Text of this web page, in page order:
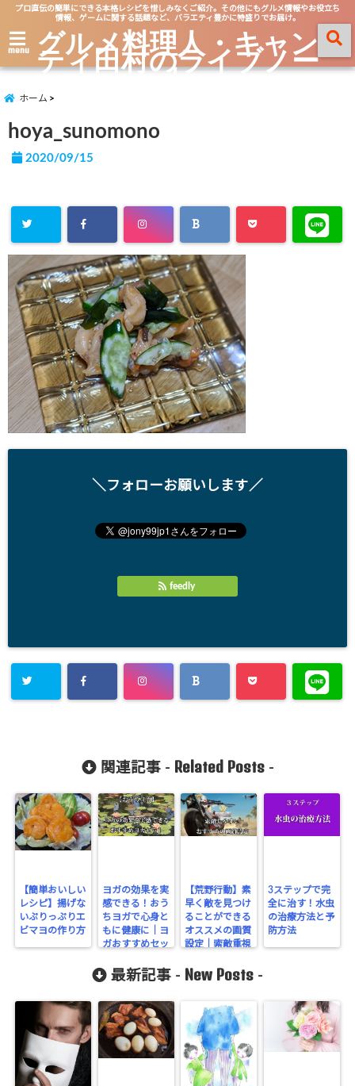
プロ直伝の簡単にできる本格レシピを惜しみなくご紹介。その他にもグルメ情報やお役立ち
情報、ゲームに関する話題など、バラエティ豊かに特盛りでお届け。
menu グルメ料理人・キャン
ティ田村のライブノー
ト
ホーム
hoya_sunomono
2020/09/15
＼フォローお願いします／
feedly
関連記事 - Related Posts-
【簡単おいしい
レシピ】揚げな
いぷりっぷりエ
ビマヨの作り方
ヨガの効果を実
感できる！おう
ちヨガで心身と
もに健康に｜ヨ
ガおすすめセッ
【荒野行動】素
早く敵を見つけ
ることができる
オススメの画質
設定｜索敵重視
3ステップで完
全に治す！水虫
の治療方法と予
防方法
最新記事 - New Posts -